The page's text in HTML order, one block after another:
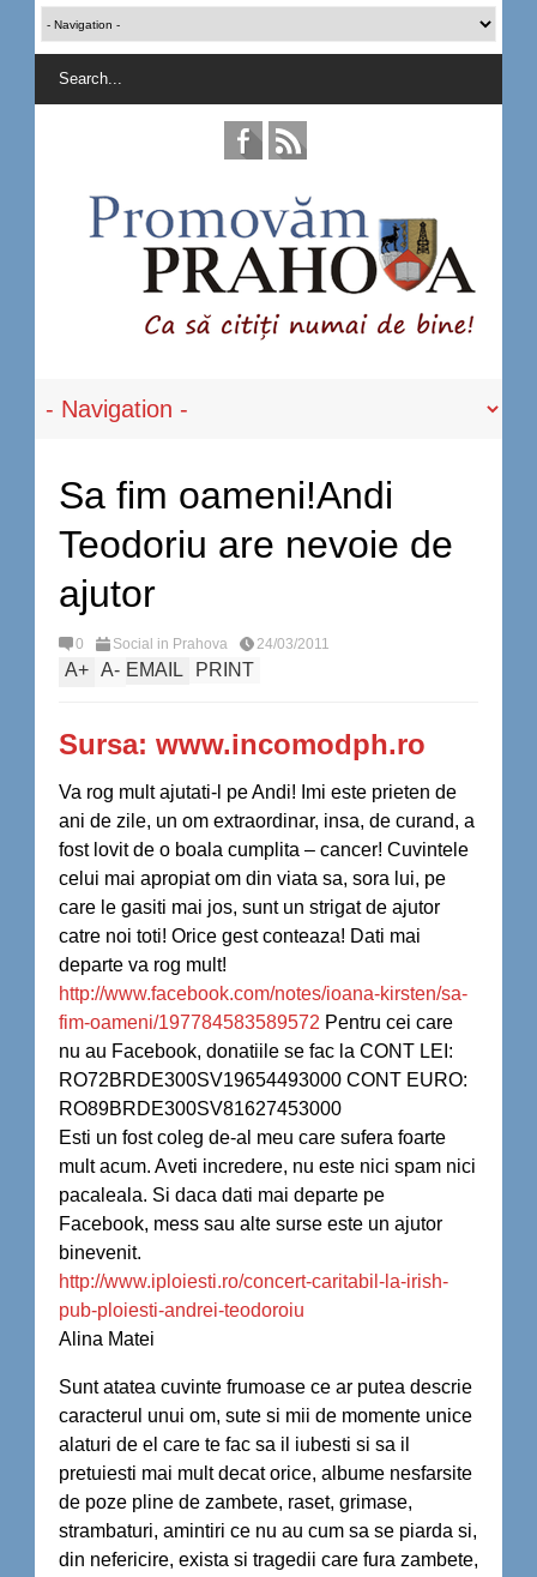
Sa fim oameni!Andi
Teodoriu are nevoie de
ajutor
0 Social in Prahova 24/03/2011
A+ A- EMAIL PRINT
Sursa: www.incomodph.ro
Va rog mult ajutati-l pe Andi! Imi este prieten de
ani de zile, un om extraordinar, insa, de curand, a
fost lovit de o boala cumplita – cancer! Cuvintele
celui mai apropiat om din viata sa, sora lui, pe
care le gasiti mai jos, sunt un strigat de ajutor
catre noi toti! Orice gest conteaza! Dati mai
departe va rog mult!
http://www.facebook.com/notes/ioana-kirsten/sa-
fim-oameni/197784583589572 Pentru cei care
nu au Facebook, donatiile se fac la CONT LEI:
RO72BRDE300SV19654493000 CONT EURO:
RO89BRDE300SV81627453000
Esti un fost coleg de-al meu care sufera foarte
mult acum. Aveti incredere, nu este nici spam nici
pacaleala. Si daca dati mai departe pe
Facebook, mess sau alte surse este un ajutor
binevenit.
http://www.iploiesti.ro/concert-caritabil-la-irish-
pub-ploiesti-andrei-teodoroiu
Alina Matei
Sunt atatea cuvinte frumoase ce ar putea descrie
caracterul unui om, sute si mii de momente unice
alaturi de el care te fac sa il iubesti si sa il
pretuiesti mai mult decat orice, albume nesfarsite
de poze pline de zambete, raset, grimase,
strambaturi, amintiri ce nu au cum sa se piarda si,
din nefericire, exista si tragedii care fura zambete,